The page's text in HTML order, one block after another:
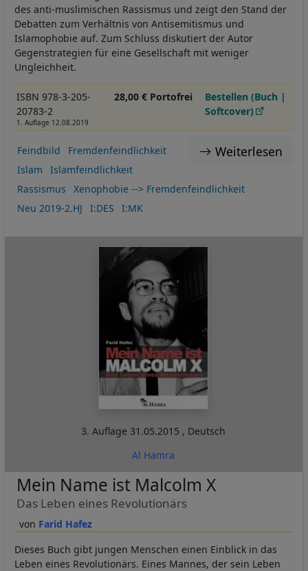
des anti-muslimischen Rassismus und zeigt den Stand der
Debatten zum Verhältnis von Antisemitismus und
Islamophobie auf. Zum Schluss diskutiert der Autor
Gegenstrategien für eine Gesellschaft mit weniger
Ungleichheit.
ISBN 978-3-205-
20783-2
1. Auflage 12.08.2019
28,00 € Portofrei
Bestellen (Buch |
Softcover)
Weiterlesen
Feindbild
Fremdenfeindlichkeit
Islam
Islamfeindlichkeit
Rassismus
Xenophobie --> Fremdenfeindlichkeit
Neu 2019-2.HJ
I:DES I:MK
3. Auflage 31.05.2015 , Deutsch
Al Hamra
Farid Hafez
Mein Name ist Malcolm X
Das Leben eines Revolutionärs
Dieses Buch gibt jungen Menschen einen Einblick in das
Leben eines Revolutionärs. Eines Mannes, der sein Leben